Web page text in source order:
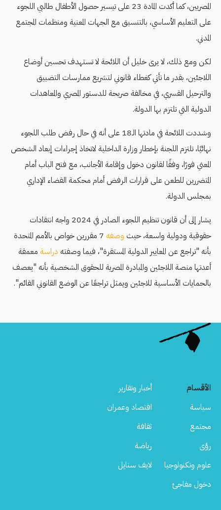
المصريين، كما أكدت المادة 23 على تيسير حصول الأطفال طالبي اللجوء
على التعليم الأساسي، بالتنسيق مع الجهات المعنية ومنظمات المجتمع
المدني.
لكن ومع ذلك، لا يرى خليل أن اللائحة لا تستهدف تحسين أوضاع
اللاجئين، بقدر ما تأتي كغطاء قانوني لتشريع ممارسات التضييق
والترحيل القسري، في مخالفة صريحة للدستور المصري والمعاهدات
الدولية التي تلتزم بها الدولة.
وشددت اللائحة في مادتها الـ18 على أنه في حال رفض طلب اللجوء
نهائيًا، تلتزم اللجنة بإخطار وزارة الداخلية لاتخاذ إجراءات إبعاد الشخص
المعني فورًا، وفقًا لقانون دخول وإقامة الأجانب، مع فتح الباب أمام
المتضررين للطعن على قرارات الرفض أمام محكمة القضاء الإداري
بمجلس الدولة.
يشار إلى أن قانون تنظيم اللجوء الصادر في 2024 واجه انتقادات
حقوقية ودولية واسعة، حيث وصفه
7 مقررين خواص بالأمم المتحدة
بأنه "تراجع عن المعايير الدولية المستقرة"، فيما وصفته دراسة معمقة
أعدتها منصة اللاجئين والمبادرة المصرية للحقوق الشخصية بأنه "يعصف
بالحمايات الأساسية للاجئين ويمثل تراجعًا عن الوضع القانوني القائم".
الأقسام
أخبار وتقارير
سياسة
اقتصاد وعمران
مجتمع
ثقافة
رؤى
رياضة
علوم وتكنولوجيا
لايف ستايل
دخول مفاجئ